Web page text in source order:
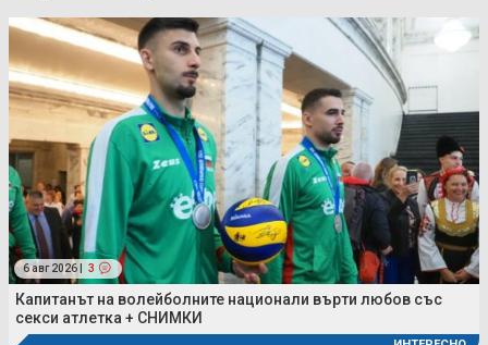
6 авг 2026 | 3
Капитанът на волейболните национали върти любов със
секси атлетка + СНИМКИ